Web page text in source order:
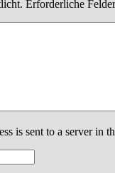
Erforderliche
is sent to a server